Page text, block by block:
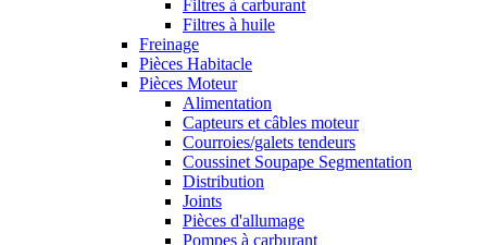
Filtres à carburant
Filtres à huile
Freinage
Pièces Habitacle
Pièces Moteur
Alimentation
Capteurs et câbles moteur
Courroies/galets tendeurs
Coussinet Soupape Segmentation
Distribution
Joints
Pièces d'allumage
Pompes à carburant